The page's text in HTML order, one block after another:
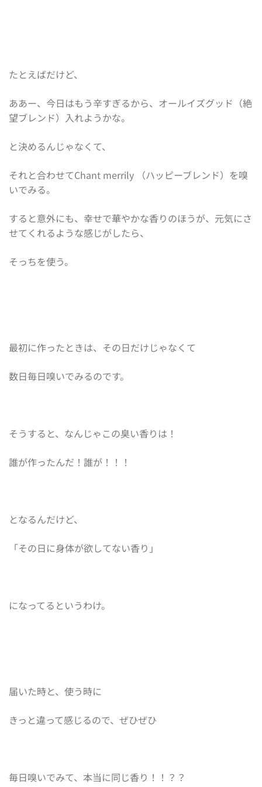
たとえばだけど、
ああー、今日はもう辛すぎるから、オールイズグッド（絶
望ブレンド）入れようかな。
と決めるんじゃなくて、
それと合わせてChant merrily （ハッピーブレンド）を嗅
いでみる。
すると意外にも、幸せで華やかな香りのほうが、元気にさ
せてくれるような感じがしたら、
そっちを使う。
最初に作ったときは、その日だけじゃなくて
数日毎日嗅いでみるのです。
そうすると、なんじゃこの臭い香りは！
誰が作ったんだ！誰が！！！
となるんだけど、
「その日に身体が欲してない香り」
になってるというわけ。
届いた時と、使う時に
きっと違って感じるので、ぜひぜひ
毎日嗅いでみて、本当に同じ香り！！？？